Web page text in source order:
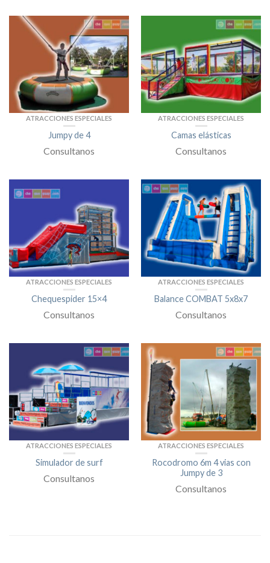
ATRACCIONES ESPECIALES
Jumpy de 4
Consultanos
ATRACCIONES ESPECIALES
Camas elásticas
Consultanos
ATRACCIONES ESPECIALES
Chequespider 15×4
Consultanos
ATRACCIONES ESPECIALES
Balance COMBAT 5x8x7
Consultanos
ATRACCIONES ESPECIALES
Simulador de surf
Consultanos
ATRACCIONES ESPECIALES
Rocodromo 6m 4 vias con
Jumpy de 3
Consultanos